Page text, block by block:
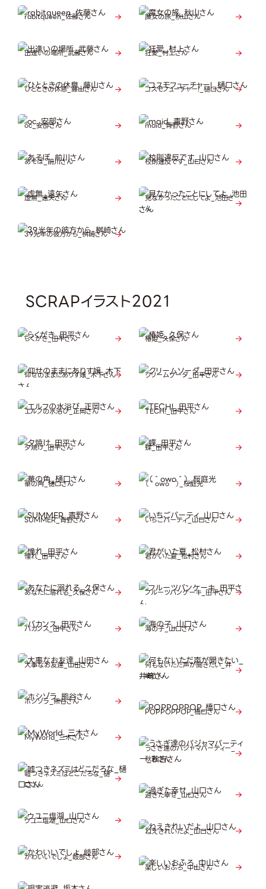
rabitqueen_佐藤さん 魔女の旅_秋山さん
出逢いの場所_武藤さん 狂愛_村上さん
ひとときの休息_藤山さん コスモフューチャー!_樋口さん
oc_安部さん maid_青野さん
あそぼ_前川さん 校則違反です_山口さん
虚無_遠矢さん
見なかったことにしてよ_池田さ
ん
39光年の彼方から_桝崎さん
SCRAPイラスト2021
らくがき_田平さん 椿姫_久保さん
仰せのままにありす嬢_木下さん クリームソーダ_田平さん
エルフの水浴び_正岡さん TECH!_田平さん
夕焼け_田平さん 蝶_田平さん
華の角_樋口さん （＾owo＾）_桜庭光
SUMMER_青野さん いちごパーティ_山口さん
憧れ_田平さん 君がいた夏_松村さん
あなたに溺れる_久保さん フルーツパンケーキ_田平さん
バカンス_田平さん 海の子_山口さん
大事なお友達_山田さん
何もないただ声が聞きたい_井
﨑さん
ホシゾラ_熊谷さん
POPPOPPOP_橋口さん
MyWorld_三木さん
うさぎ達のパジャマパーティー_
秋吉さん
嘘つきネズミはどこだろな_樋
口さん
過ぎた幸せ_山口さん
ウユニ塩湖_山口さん
ねえきれいだよ_山口さん
かわいいでしょ_岐部さん
楽しいおふろ_中山さん